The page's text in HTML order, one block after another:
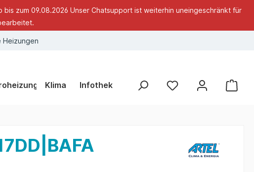
bis zum 09.08.2026 Unser Chatsupport ist weiterhin uneingeschränkt für
Heizungen
Klima Infothek